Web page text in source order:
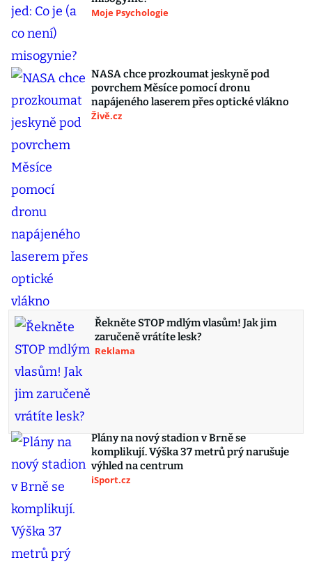
Moje Psychologie
NASA chce prozkoumat jeskyně pod
povrchem Měsíce pomocí dronu
napájeného laserem přes optické vlákno
Živě.cz
Řekněte STOP mdlým vlasům! Jak jim
zaručeně vrátíte lesk?
Reklama
Plány na nový stadion v Brně se
komplikují. Výška 37 metrů prý narušuje
výhled na centrum
iSport.cz